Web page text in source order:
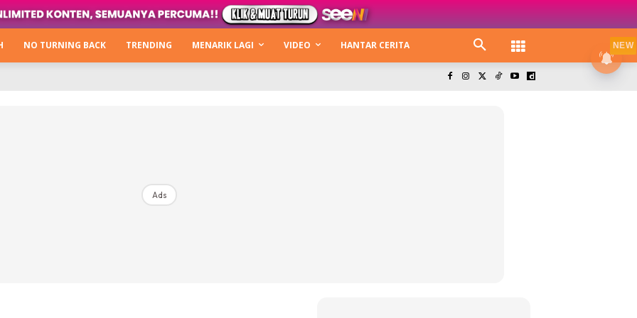
Hijabista
Next Level
NO TURNING BACK TRENDING MENARIK LAGI VIDEO HANTAR CERITA
Ads
NEW